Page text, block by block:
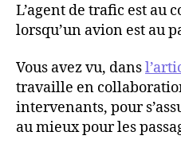
L’agent de trafic est au
lorsqu’un avion est au
Vous avez vu, dans
travaille en
intervenants, pour
au mieux pour les